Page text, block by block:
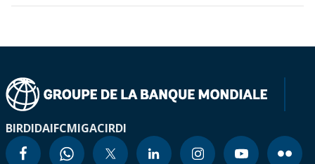
BIRDIDAIFCMIGACIRDI